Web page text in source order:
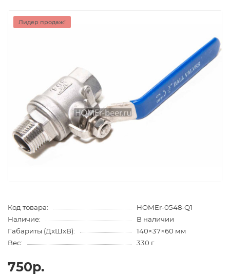
Лидер продаж!
Код товара:
HOMEr-0548-Q1
Наличие:
В наличии
Габариты (ДхШхВ):
140×37×60 мм
Вес:
330 г
750р.